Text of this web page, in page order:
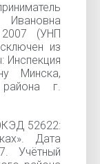
2007 (УНП
из
Инспекция
Минска,
района г.
52622:
Дата
Учётный